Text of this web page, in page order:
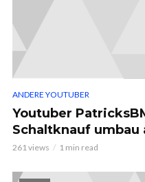
ANDERE YOUTUBER
Youtuber
Schaltknauf
261 views 1 min read